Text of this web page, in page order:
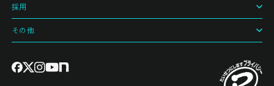
採用
その他